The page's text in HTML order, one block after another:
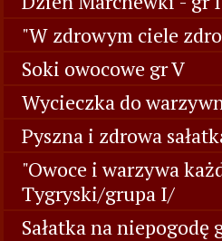
"W zdrowym ciele
Soki owocowe gr V
Wycieczka do
Pyszna i zdrowa
"Owoce i warzywa
Tygryski/grupa I/
Sałatka na niepogodę